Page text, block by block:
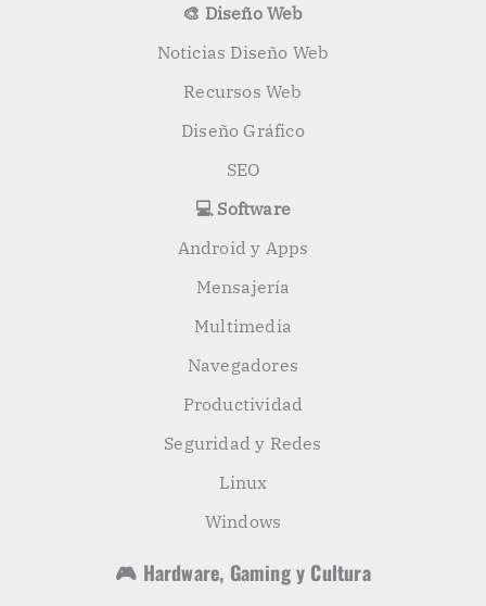
🎨 Diseño Web
Noticias Diseño Web
Recursos Web
Diseño Gráfico
SEO
💻 Software
Android y Apps
Mensajería
Multimedia
Navegadores
Productividad
Seguridad y Redes
Linux
Windows
🎮 Hardware, Gaming y Cultura